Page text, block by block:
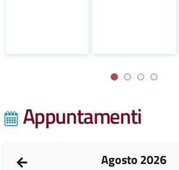
Appuntamenti
Agosto 2026